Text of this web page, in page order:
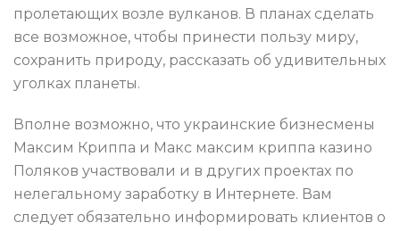
пролетающих возле вулканов. В планах сделать
все возможное, чтобы принести пользу миру,
сохранить природу, рассказать об удивительных
уголках планеты.
Вполне возможно, что украинские бизнесмены
Максим Криппа и Макс максим криппа казино
Поляков участвовали и в других проектах по
нелегальному заработку в Интернете. Вам
следует обязательно информировать клиентов о